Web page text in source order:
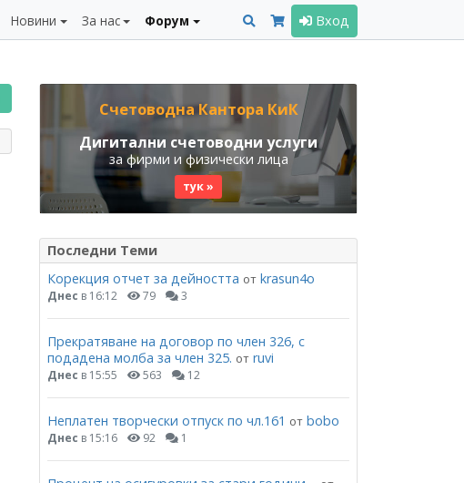
Новини За нас Форум Вход
Счетоводна Кантора КиК
Дигитални счетоводни услуги
за фирми и физически лица
тук »
Последни Теми
Корекция отчет за дейността от krasun4o
Днес в 16:12 79 3
Прекратяване на договор по член 326, с
подадена молба за член 325. от ruvi
Днес в 15:55 563 12
Неплатен творчески отпуск по чл.161 от bobo
Днес в 15:16 92 1